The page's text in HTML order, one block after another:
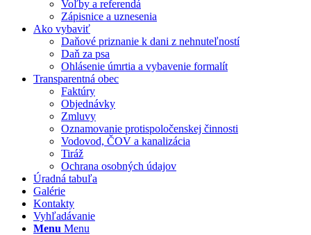
Voľby a referendá
Zápisnice a uznesenia
Ako vybaviť
Daňové priznanie k dani z nehnuteľností
Daň za psa
Ohlásenie úmrtia a vybavenie formalít
Transparentná obec
Faktúry
Objednávky
Zmluvy
Oznamovanie protispoločenskej činnosti
Vodovod, ČOV a kanalizácia
Tiráž
Ochrana osobných údajov
Úradná tabuľa
Galérie
Kontakty
Vyhľadávanie
Menu Menu